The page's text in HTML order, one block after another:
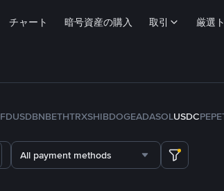
チャート 暗号資産の購入 取引 厳選
FDUSDBNBETHTRXSHIBDOGEADASOLUSDCPEPE
All payment methods